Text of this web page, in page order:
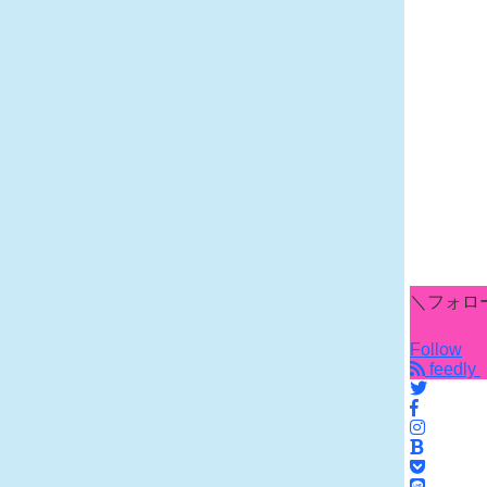
＼フォロ
Follow
feedly